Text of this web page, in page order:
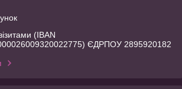
(IBAN
ЄДРПОУ 2895920182